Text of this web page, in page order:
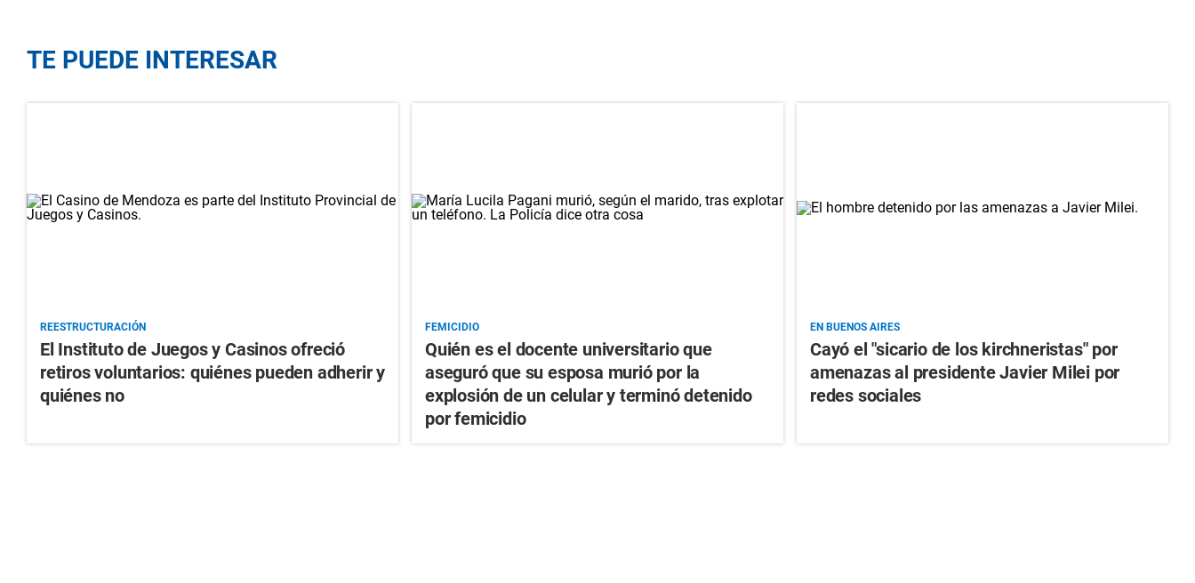
TE PUEDE INTERESAR
REESTRUCTURACIÓN
El Instituto de Juegos y Casinos ofreció
retiros voluntarios: quiénes pueden adherir y
quiénes no
FEMICIDIO
Quién es el docente universitario que
aseguró que su esposa murió por la
explosión de un celular y terminó detenido
por femicidio
EN BUENOS AIRES
Cayó el "sicario de los kirchneristas" por
amenazas al presidente Javier Milei por
redes sociales